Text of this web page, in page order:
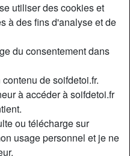
utiliser des cookies et
à des fins d'analyse et de
du consentement dans
de soifdetoi.fr.
à accéder à soifdetoi.fr
ou télécharge sur
usage personnel et je ne
30
France